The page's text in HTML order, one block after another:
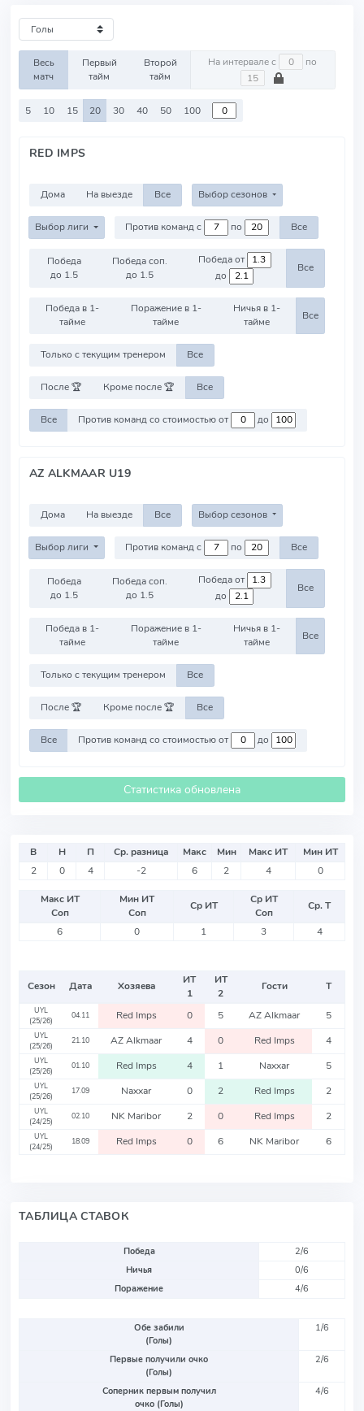
Весь
матч
Первый
тайм
Второй
тайм
На интервале с по
5 10 15 20 30 40 50 100
RED IMPS
Дома На выезде Все Выбор сезонов
Выбор лиги Против команд с по Все
Победа
до 1.5
Победа соп.
до 1.5
Победа от
до
Все
Победа в 1-
тайме
Поражение в 1-
тайме
Ничья в 1-
тайме
Все
Только с текущим тренером Все
После 🏆 Кроме после 🏆 Все
Все Против команд со стоимостью от до
AZ ALKMAAR U19
Дома На выезде Все Выбор сезонов
Выбор лиги Против команд с по Все
Победа
до 1.5
Победа соп.
до 1.5
Победа от
до
Все
Победа в 1-
тайме
Поражение в 1-
тайме
Ничья в 1-
тайме
Все
Только с текущим тренером Все
После 🏆 Кроме после 🏆 Все
Все Против команд со стоимостью от до
Статистика обновлена
В Н П Ср. разница Макс Мин Макс ИТ
Мин ИТ
2
0 4 -2 6 2 4 0
Макс ИТ
Соп
Мин ИТ
Соп
Ср ИТ
Ср ИТ
Соп
Ср. Т
6
0 1 3 4
Сезон Дата Хозяева
ИТ
1
ИТ
2
Гости Т
UYL
(25/26)
04.11 Red Imps 0 5 AZ Alkmaar 5
UYL
(25/26)
21.10 AZ Alkmaar 4 0 Red Imps 4
UYL
(25/26)
01.10 Red Imps 4 1 Naxxar 5
UYL
(25/26)
17.09 Naxxar 0 2 Red Imps 2
UYL
(24/25)
02.10 NK Maribor 2 0 Red Imps 2
UYL
(24/25)
18.09 Red Imps 0 6 NK Maribor 6
ТАБЛИЦА СТАВОК
Победа
2/6
Ничья
0/6
Поражение
4/6
Обе забили
(Голы)
1/6
Первые получили очко
(Голы)
2/6
Соперник первым получил
очко (Голы)
4/6